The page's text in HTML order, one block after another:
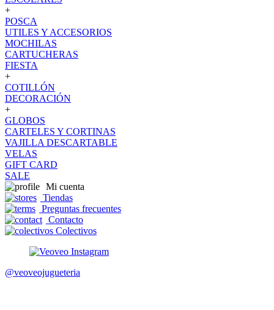
+
POSCA
UTILES Y ACCESORIOS
MOCHILAS
CARTUCHERAS
FIESTA
+
COTILLÓN
DECORACIÓN
+
GLOBOS
CARTELES Y CORTINAS
VAJILLA DESCARTABLE
VELAS
GIFT CARD
SALE
Mi cuenta
Tiendas
Preguntas frecuentes
Contacto
Colectivos
@veoveojugueteria